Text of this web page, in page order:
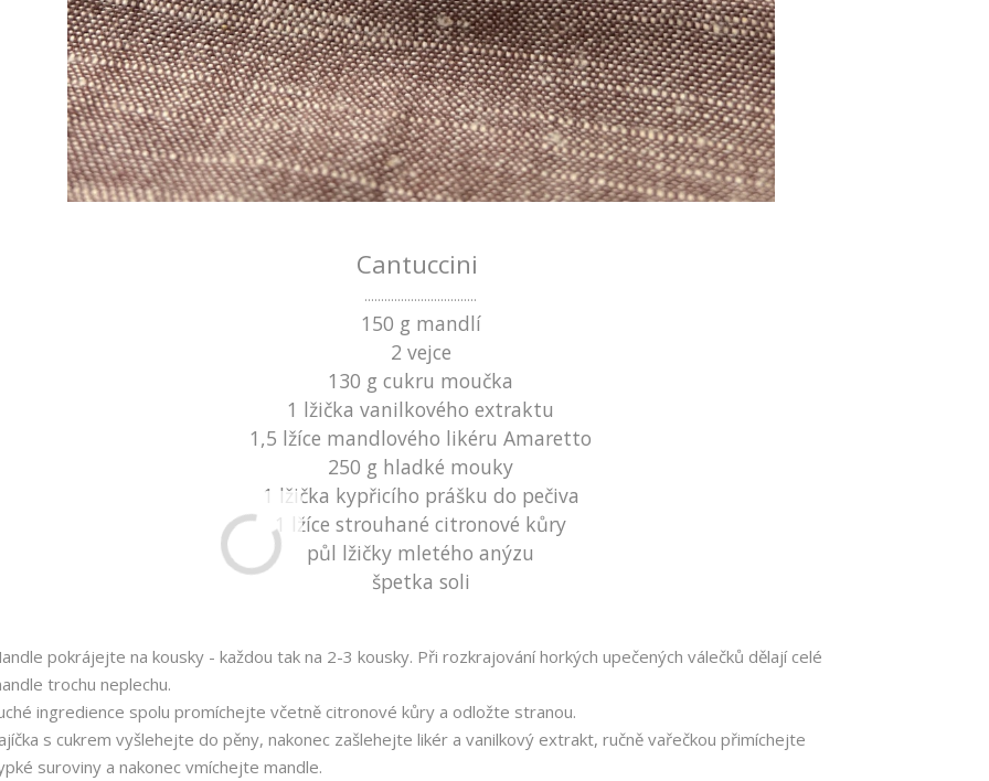
Cantuccini
..................................
150 g mandlí
2 vejce
130 g cukru moučka
1 lžička vanilkového extraktu
1,5 lžíce mandlového likéru Amaretto
250 g hladké mouky
1 lžička kypřicího prášku do pečiva
1 lžíce strouhané citronové kůry
půl lžičky mletého anýzu
špetka soli
pokrájejte na kousky - každou tak na 2-3 kousky. Při rozkrajování horkých upečených válečků dělají celé
trochu neplechu.
ingredience spolu promíchejte včetně citronové kůry a odložte stranou.
s cukrem vyšlehejte do pěny, nakonec zašlehejte likér a vanilkový extrakt, ručně vařečkou přimíchejte
suroviny a nakonec vmíchejte mandle.